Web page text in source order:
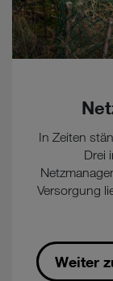
In Zeiten
Drei
Versorgung
Weiter